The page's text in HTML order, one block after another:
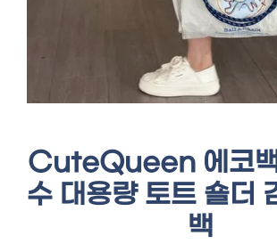
CuteQueen 에코
수 대용량 토트 숄더
백